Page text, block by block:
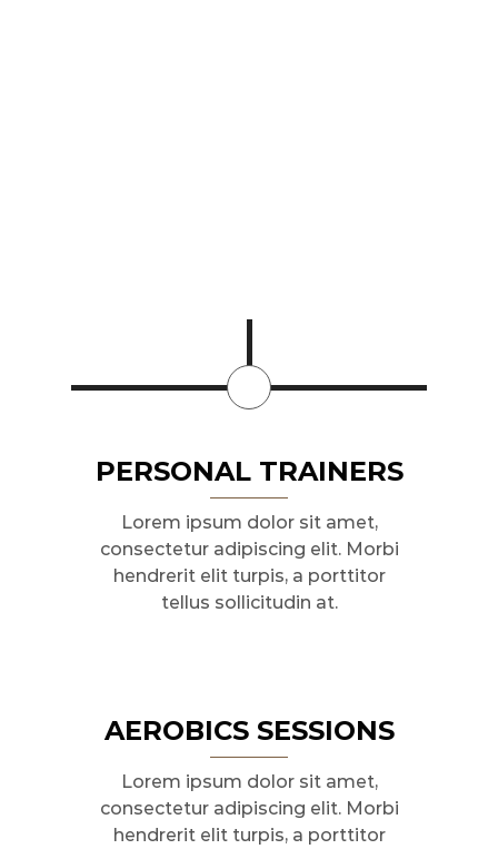
PERSONAL TRAINERS
Lorem ipsum dolor sit amet,
consectetur adipiscing elit. Morbi
hendrerit elit turpis, a porttitor
tellus sollicitudin at.
AEROBICS SESSIONS
Lorem ipsum dolor sit amet,
consectetur adipiscing elit. Morbi
hendrerit elit turpis, a porttitor